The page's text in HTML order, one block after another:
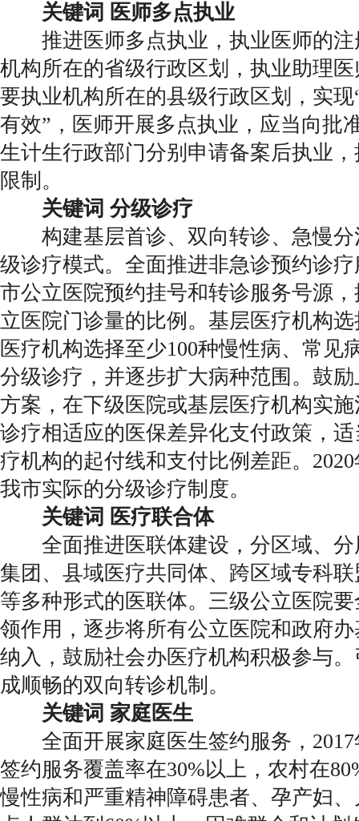
关键词 医师多点执业
推进医师多点执业，执业医师的注
机构所在的省级行政区划，执业助理
要执业机构所在的县级行政区划，实
有效”，医师开展多点执业，应当向批
生计生行政部门分别申请备案后执业
限制。
关键词 分级诊疗
构建基层首诊、双向转诊、急慢分
级诊疗模式。全面推进非急诊预约诊
市公立医院预约挂号和转诊服务号源
立医院门诊量的比例。基层医疗机构
医疗机构选择至少100种慢性病、常见
分级诊疗，并逐步扩大病种范围。鼓
方案，在下级医院或基层医疗机构实
诊疗相适应的医保差异化支付政策，
疗机构的起付线和支付比例差距。
我市实际的分级诊疗制度。
关键词 医疗联合体
全面推进医联体建设，分区域、分
集团、县域医疗共同体、跨区域专科
等多种形式的医联体。三级公立医院
领作用，逐步将所有公立医院和政府
纳入，鼓励社会办医疗机构积极参与
成顺畅的双向转诊机制。
关键词 家庭医生
全面开展家庭医生签约服务，2017
签约服务覆盖率在30%以上，农村在
慢性病和严重精神障碍患者、孕产妇